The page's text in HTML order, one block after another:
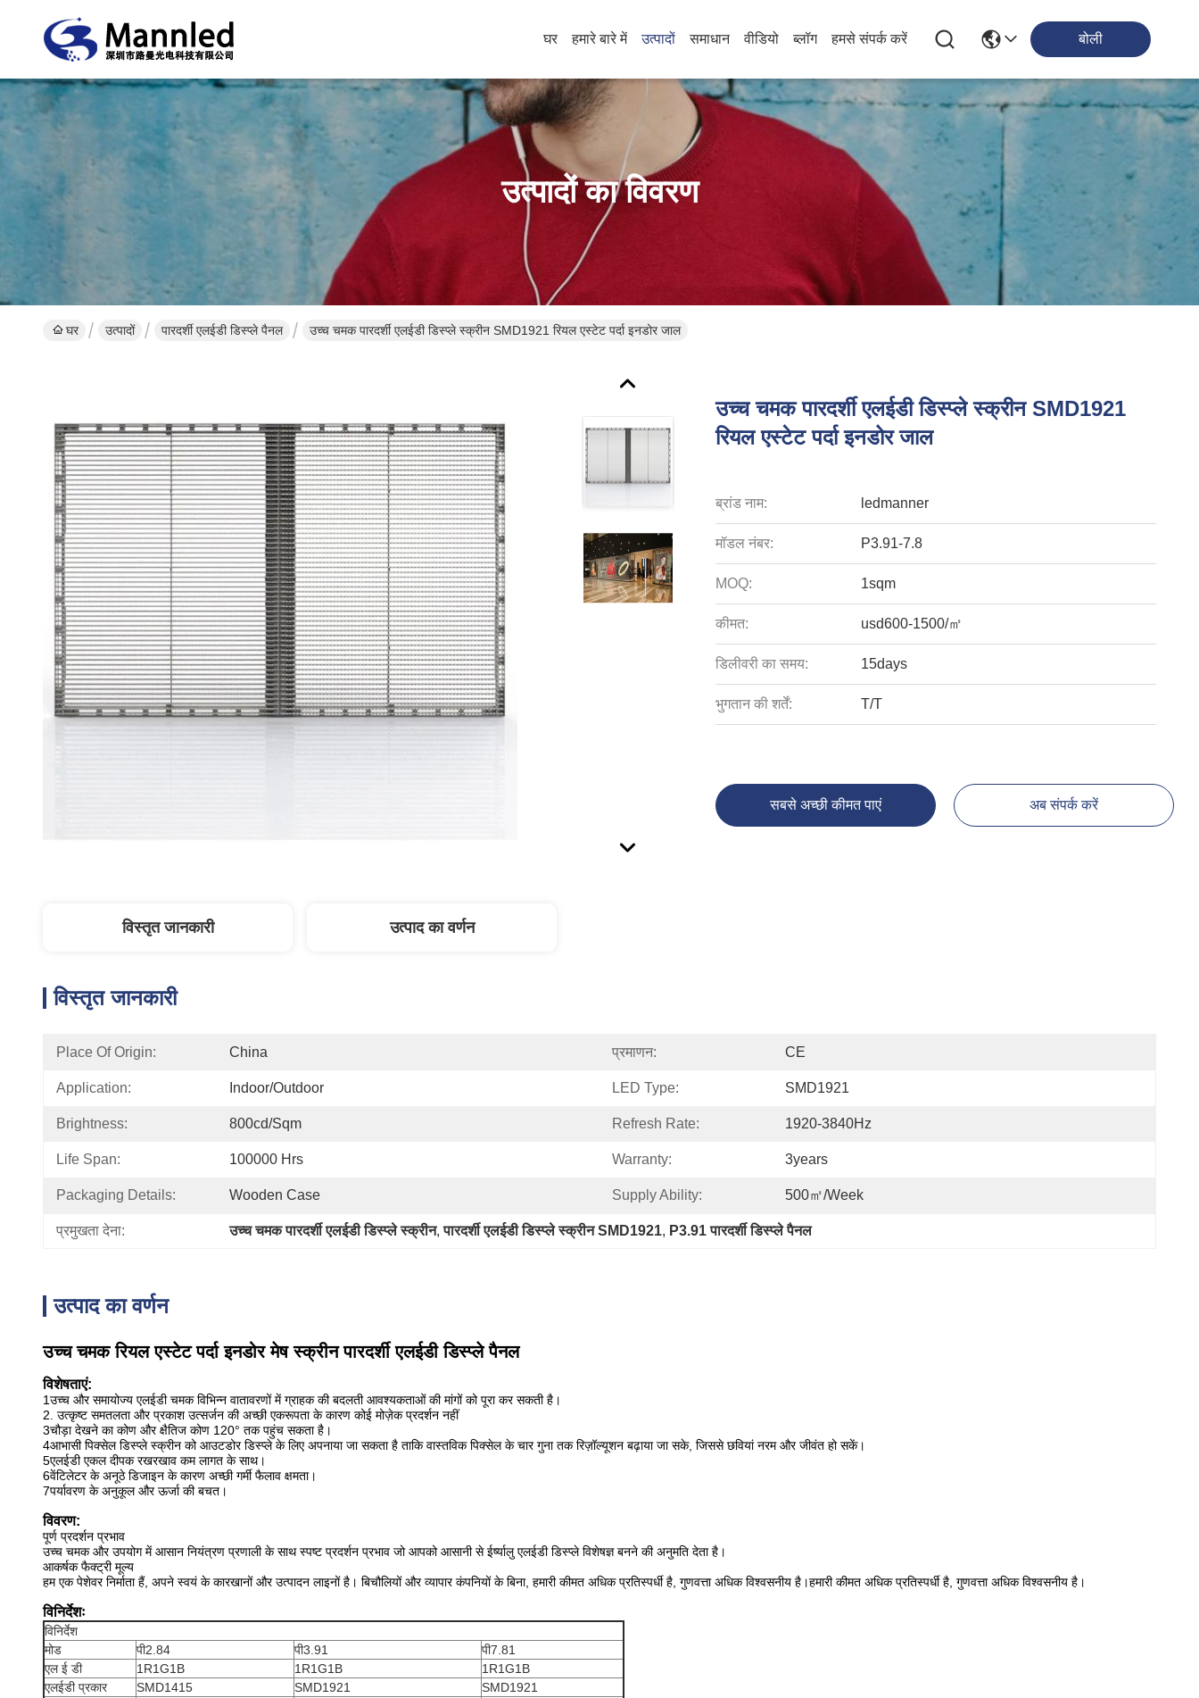
घर हमारे बारे में उत्पादों समाधान वीडियो ब्लॉग हमसे संपर्क करें बोली
उत्पादों का विवरण
घर उत्पादों पारदर्शी एलईडी डिस्प्ले पैनल उच्च चमक पारदर्शी एलईडी डिस्प्ले स्क्रीन SMD1921 रियल एस्टेट पर्दा इनडोर जाल
उच्च चमक पारदर्शी एलईडी डिस्प्ले स्क्रीन SMD1921
रियल एस्टेट पर्दा इनडोर जाल
ब्रांड नाम: ledmanner
मॉडल नंबर: P3.91-7.8
MOQ: 1sqm
कीमत: usd600-1500/㎡
डिलीवरी का समय: 15days
भुगतान की शर्तें: T/T
सबसे अच्छी कीमत पाएं अब संपर्क करें
विस्तृत जानकारी उत्पाद का वर्णन
विस्तृत जानकारी
Place Of Origin: China प्रमाणन: CE
Application: Indoor/outdoor LED Type: SMD1921
Brightness: 800cd/sqm Refresh Rate: 1920-3840Hz
Life Span: 100000 Hrs Warranty: 3years
Packaging Details: Wooden Case Supply Ability: 500㎡/week
प्रमुखता देना: उच्च चमक पारदर्शी एलईडी डिस्प्ले स्क्रीन, पारदर्शी एलईडी डिस्प्ले स्क्रीन SMD1921, P3.91 पारदर्शी डिस्प्ले पैनल
उत्पाद का वर्णन
उच्च चमक रियल एस्टेट पर्दा इनडोर मेष स्क्रीन पारदर्शी एलईडी डिस्प्ले पैनल
विशेषताएं:
1उच्च और समायोज्य एलईडी चमक विभिन्न वातावरणों में ग्राहक की बदलती आवश्यकताओं की मांगों को पूरा कर सकती है।
2. उत्कृष्ट समतलता और प्रकाश उत्सर्जन की अच्छी एकरूपता के कारण कोई मोज़ेक प्रदर्शन नहीं
3चौड़ा देखने का कोण और क्षैतिज कोण 120° तक पहुंच सकता है।
4आभासी पिक्सेल डिस्प्ले स्क्रीन को आउटडोर डिस्प्ले के लिए अपनाया जा सकता है ताकि वास्तविक पिक्सेल के चार गुना तक रिज़ॉल्यूशन बढ़ाया जा सके, जिससे छवियां नरम और जीवंत हो सकें।
5एलईडी एकल दीपक रखरखाव कम लागत के साथ।
6वेंटिलेटर के अनूठे डिजाइन के कारण अच्छी गर्मी फैलाव क्षमता।
7पर्यावरण के अनुकूल और ऊर्जा की बचत।
विवरण:
पूर्ण प्रदर्शन प्रभाव
उच्च चमक और उपयोग में आसान नियंत्रण प्रणाली के साथ स्पष्ट प्रदर्शन प्रभाव जो आपको आसानी से ईर्ष्यालु एलईडी डिस्प्ले विशेषज्ञ बनने की अनुमति देता है।
आकर्षक फैक्ट्री मूल्य
हम एक पेशेवर निर्माता हैं, अपने स्वयं के कारखानों और उत्पादन लाइनों है। बिचौलियों और व्यापार कंपनियों के बिना, हमारी कीमत अधिक प्रतिस्पर्धी है, गुणवत्ता अधिक विश्वसनीय है।हमारी कीमत अधिक प्रतिस्पर्धी है, गुणवत्ता अधिक विश्वसनीय है।
विनिर्देशः
विनिर्देश
मोड
पी2.84 पी3.91
पी7.81
एल ई डी
1R1G1B 1R1G1B
1R1G1B
एलईडी प्रकार
SMD1415 SMD1921
SMD1921